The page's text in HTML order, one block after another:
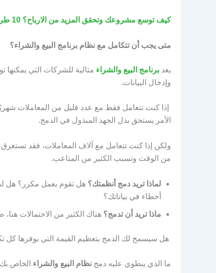
كيف توسع مشروعك وتحقق المزيد من الارباح؟ 10 طرق لتوسع نشاطك التجاري
متى يجب أن تتكامل مع نظام برنامج البيع والشراء؟
يعد برنامج البيع والشراء مثالية للشركات التي يمكنها
وإدخال البيانات.
الأمر يستحق بذل الجهد المبذول في الدمج.
ولكن إذا كنت تتعامل مع آلاف المعاملات، فقد تستغرق
من الوقت وتسبب الكثير من المتاعب.
لماذا تريد دمج أنظمتك؟ هل تقوم بعمل مكرر؟ هل
أخطاء في بياناتك؟
ماذا تريد أن تدمج؟ هناك الكثير من الاحتمالات
هل سيسمح لك الدمج بتعظيم القيمة التي يوفرها كل
ما الذي ينطوي عليه دمج نظام البيع والشراء الخاص